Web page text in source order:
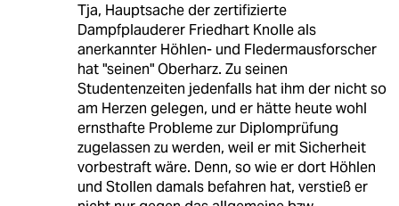
Tja, Hauptsache der zertifizierte
Dampfplauderer Friedhart Knolle als
anerkannter Höhlen- und Fledermausforscher
hat "seinen" Oberharz. Zu seinen
Studentenzeiten jedenfalls hat ihm der nicht so
am Herzen gelegen, und er hätte heute wohl
ernsthafte Probleme zur Diplomprüfung
zugelassen zu werden, weil er mit Sicherheit
vorbestraft wäre. Denn, so wie er dort Höhlen
und Stollen damals befahren hat, verstieß er